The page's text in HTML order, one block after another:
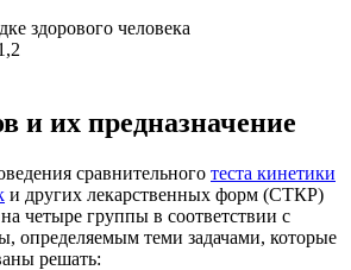
здорового человека
и их предназначение
сравнительного теста кинетики
и других лекарственных форм (СТКР)
четыре группы в соответствии с
определяемым теми задачами, которые
решать: